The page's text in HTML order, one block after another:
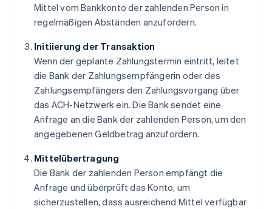
Mittel vom Bankkonto der zahlenden Person in
regelmäßigen Abständen anzufordern.
Initiierung der Transaktion
Wenn der geplante Zahlungstermin eintritt, leitet
die Bank der Zahlungsempfängerin oder des
Zahlungsempfängers den Zahlungsvorgang über
das ACH-Netzwerk ein. Die Bank sendet eine
Anfrage an die Bank der zahlenden Person, um den
angegebenen Geldbetrag anzufordern.
Mittelübertragung
Die Bank der zahlenden Person empfängt die
Anfrage und überprüft das Konto, um
sicherzustellen, dass ausreichend Mittel verfügbar